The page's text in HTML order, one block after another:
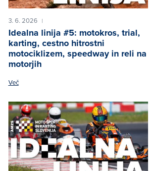
3. 6. 2026 |
Idealna linija #5: motokros, trial,
karting, cestno hitrostni
motociklizem, speedway in reli na
motorjih
Več